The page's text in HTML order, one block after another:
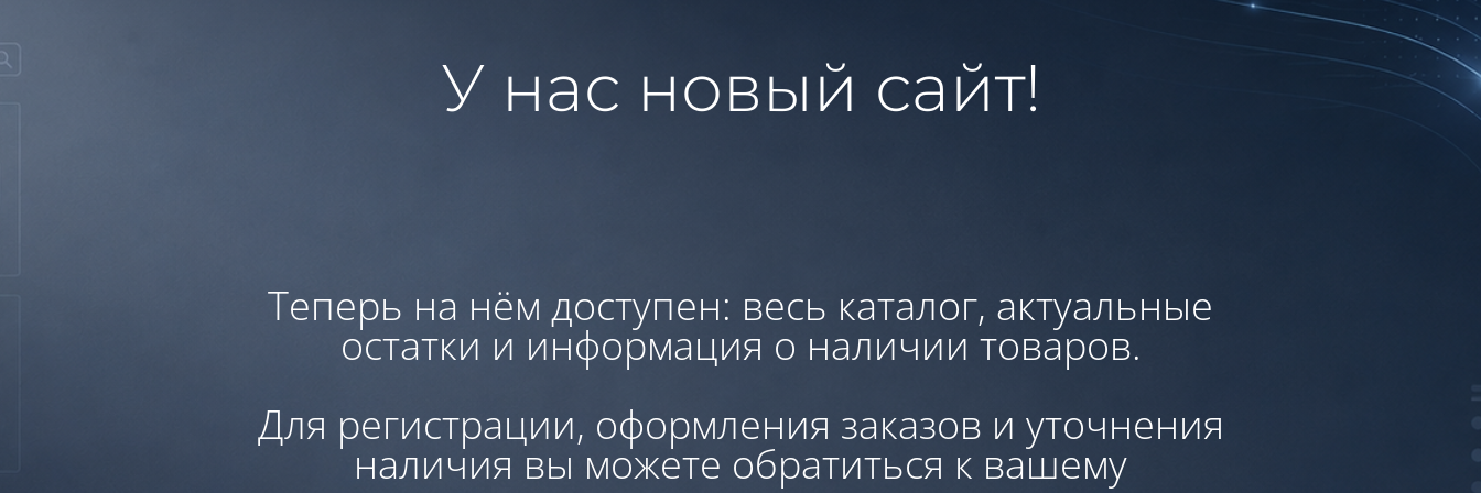
У нас новый сайт!
Теперь на нём доступен: весь каталог, актуальные
остатки и информация о наличии товаров.
Для регистрации, оформления заказов и уточнения
наличия вы можете обратиться к вашему